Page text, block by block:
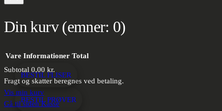
BESTIL FLISER
BESTIL PRØVER
Din kurv(emner: 0)
Varer
i
Vare Informationer Total
Subtotal 0,00 kr.
Fragt og skatter beregnes ved betaling.
Vis min kurv
Gå til siden Kasse